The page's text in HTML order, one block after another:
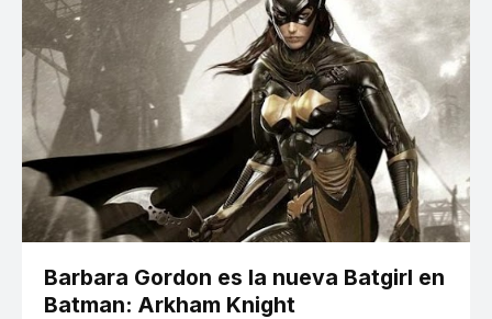
Barbara Gordon es la nueva Batgirl en
Batman: Arkham Knight